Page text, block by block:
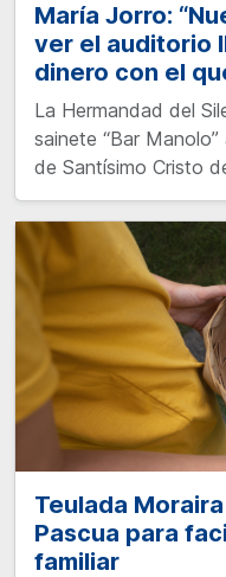
María Jorro:
ver el auditorio
dinero con el
La Hermandad del
sainete “Bar
de Santísimo Cristo
Teulada
Pascua para
familiar